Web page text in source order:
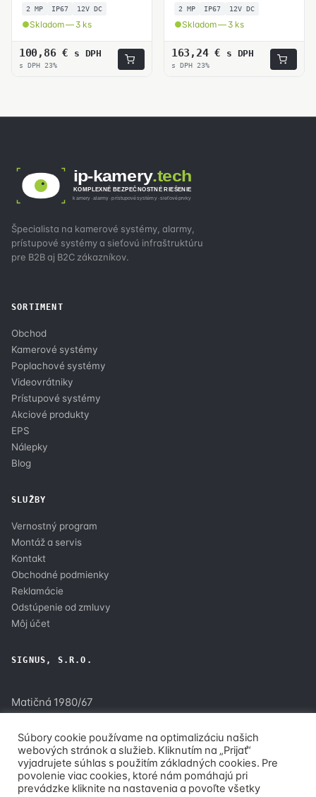
2 MP IP67 12V DC
Skladom — 3 ks
100,86 € s DPH
s DPH 23%
2 MP IP67 12V DC
Skladom — 3 ks
163,24 € s DPH
s DPH 23%
ip-kamery.tech
KOMPLEXNÉ BEZPEČNOSTNÉ RIEŠENIE
kamery · alarmy · prístupové systémy · sieťové prvky
Špecialista na kamerové systémy, alarmy,
prístupové systémy a sieťovú infraštruktúru
pre B2B aj B2C zákazníkov.
SORTIMENT
Obchod
Kamerové systémy
Poplachové systémy
Videovrátniky
Prístupové systémy
Akciové produkty
EPS
Nálepky
Blog
SLUŽBY
Vernostný program
Montáž a servis
Kontakt
Obchodné podmienky
Reklamácie
Odstúpenie od zmluvy
Môj účet
SIGNUS, S.R.O.
Matičná 1980/67
900 28 Ivanka pri Dunaji
+421.904.146.010
info@ip-kamery.tech
Po–Pi 8:00–17:00
Súbory cookie používame na optimalizáciu našich
webových stránok a služieb. Kliknutím na „Prijať“
vyjadrujete súhlas s použitím základných cookies. Pre
povolenie viac cookies, ktoré nám pomáhajú pri
prevádzke kliknite na nastavenia a povoľte všetky